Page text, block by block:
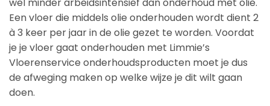
wel minder arbeidsintensief dan onderhoud met olie.
Een vloer die middels olie onderhouden wordt dient 2
à 3 keer per jaar in de olie gezet te worden. Voordat
je je vloer gaat onderhouden met Limmie’s
Vloerenservice onderhoudsproducten moet je dus
de afweging maken op welke wijze je dit wilt gaan
doen.